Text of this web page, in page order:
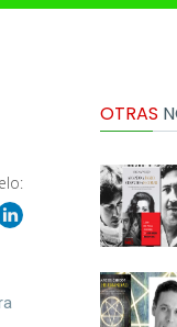
OTRAS